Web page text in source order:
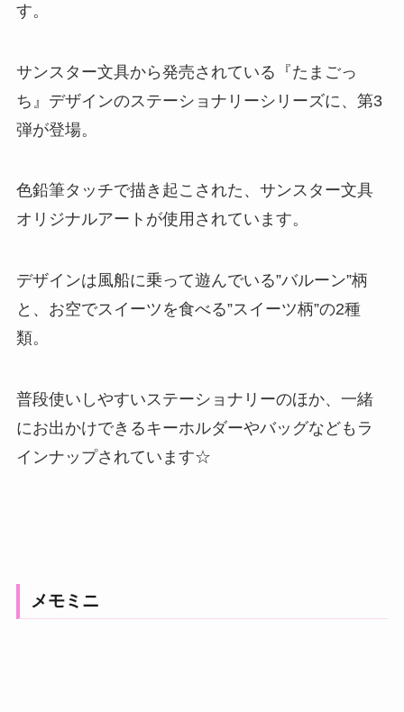
す。
サンスター文具から発売されている『たまごっ
ち』デザインのステーショナリーシリーズに、第3
弾が登場。
色鉛筆タッチで描き起こされた、サンスター文具
オリジナルアートが使用されています。
デザインは風船に乗って遊んでいる”バルーン”柄
と、お空でスイーツを食べる”スイーツ柄”の2種
類。
普段使いしやすいステーショナリーのほか、一緒
にお出かけできるキーホルダーやバッグなどもラ
インナップされています☆
メモミニ